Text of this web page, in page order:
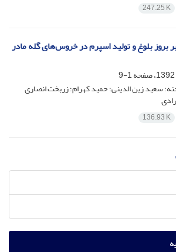
247.25 K
بروز بلوغ و تولید اسپرم در خروس‌های گله مادر
1-9
سعید زین الدینی؛ حمید کهرام؛ زربخت انصاری
136.93 K